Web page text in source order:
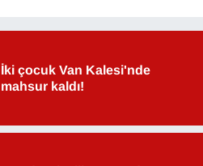
İki çocuk Van Kalesi'nde
mahsur kaldı!